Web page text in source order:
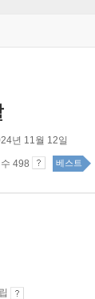
년 11월 12일
498 베스트